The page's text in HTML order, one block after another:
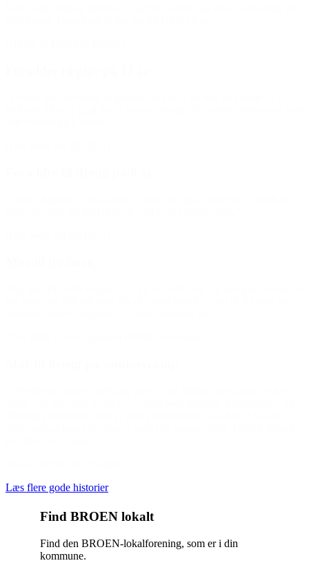
Læs flere gode historier
Find BROEN lokalt
Find den BROEN-lokalforening, som er i din
kommune.